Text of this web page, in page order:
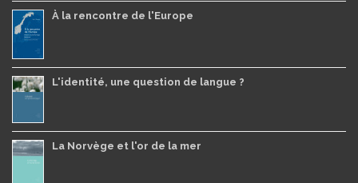
À la rencontre de l'Europe
L'identité, une question de langue ?
La Norvège et l'or de la mer